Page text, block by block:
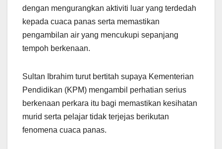
dengan mengurangkan aktiviti luar yang terdedah
kepada cuaca panas serta memastikan
pengambilan air yang mencukupi sepanjang
tempoh berkenaan.
Sultan Ibrahim turut bertitah supaya Kementerian
Pendidikan (KPM) mengambil perhatian serius
berkenaan perkara itu bagi memastikan kesihatan
murid serta pelajar tidak terjejas berikutan
fenomena cuaca panas.